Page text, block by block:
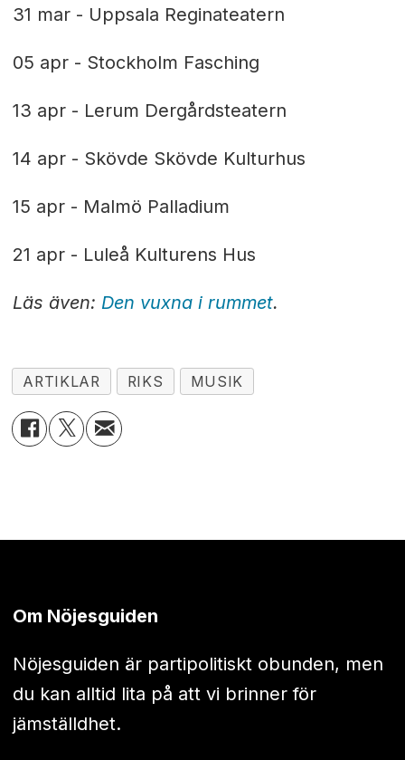
31 mar - Uppsala Reginateatern
05 apr - Stockholm Fasching
13 apr - Lerum Dergårdsteatern
14 apr - Skövde Skövde Kulturhus
15 apr - Malmö Palladium
21 apr - Luleå Kulturens Hus
Läs även: Den vuxna i rummet.
ARTIKLAR RIKS MUSIK
Om Nöjesguiden
Nöjesguiden är partipolitiskt obunden, men
du kan alltid lita på att vi brinner för
jämställdhet.